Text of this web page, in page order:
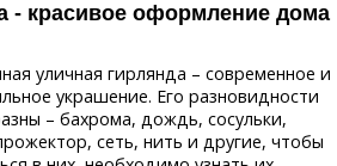
- красивое оформление дома
уличная гирлянда – современное и
украшение. Его разновидности
– бахрома, дождь, сосульки,
сеть, нить и другие, чтобы